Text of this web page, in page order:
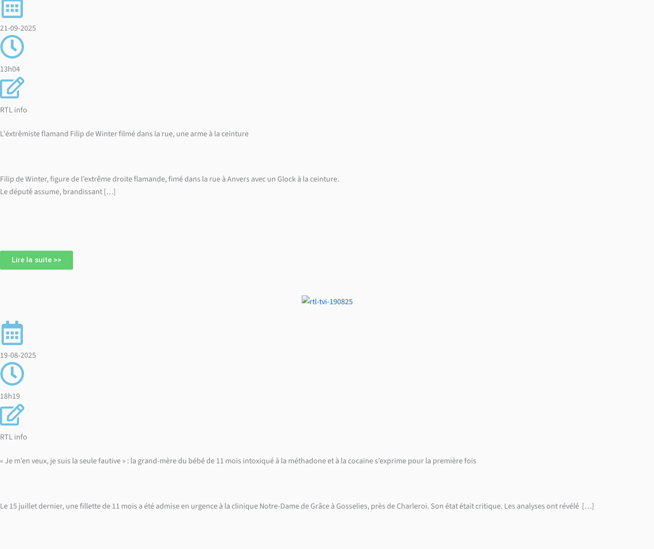
21-09-2025
13h04
RTL info
L'éxtrêmiste flamand Filip de Winter filmé dans la rue, une arme à la ceinture
Filip de Winter, figure de l’extrême droite flamande, fimé dans la rue à Anvers avec un Glock à la ceinture.
Le député assume, brandissant […]
Lire la suite >>
19-08-2025
18h19
RTL info
« Je m’en veux, je suis la seule fautive » : la grand-mère du bébé de 11 mois intoxiqué à la méthadone et à la cocaïne s’exprime pour la première fois
Le 15 juillet dernier, une fillette de 11 mois a été admise en urgence à la clinique Notre-Dame de Grâce à Gosselies, près de Charleroi. Son état était critique. Les analyses ont révélé […]